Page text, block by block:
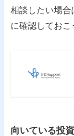
相談したい場
に確認しておこ
向いている投